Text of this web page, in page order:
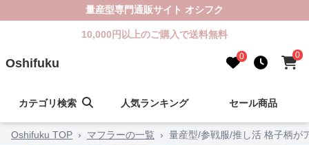
量産型専門通販サイト オシフク
10,000円以上のご購入で送料無料
Oshifuku 0 0
カテゴリ検索 人気ランキング セール商品
Oshifuku TOP › マフラーの一覧 › 量産型/参戦服/推し活 格子柄が